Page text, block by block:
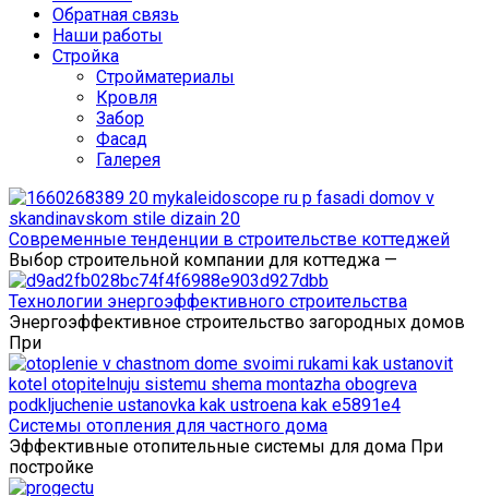
Обратная связь
Наши работы
Стройка
Стройматериалы
Кровля
Забор
Фасад
Галерея
Современные тенденции в строительстве коттеджей
Выбор строительной компании для коттеджа —
Технологии энергоэффективного строительства
Энергоэффективное строительство загородных домов
При
Системы отопления для частного дома
Эффективные отопительные системы для дома При
постройке